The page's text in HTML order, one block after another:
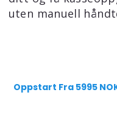
uten manuell
Oppstart Fra 5995